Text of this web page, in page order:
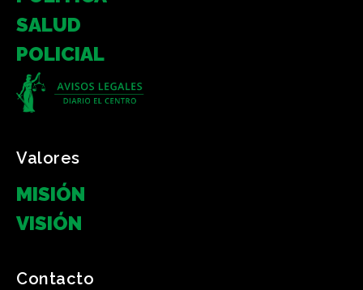
SALUD
POLICIAL
Valores
MISIÓN
VISIÓN
Contacto